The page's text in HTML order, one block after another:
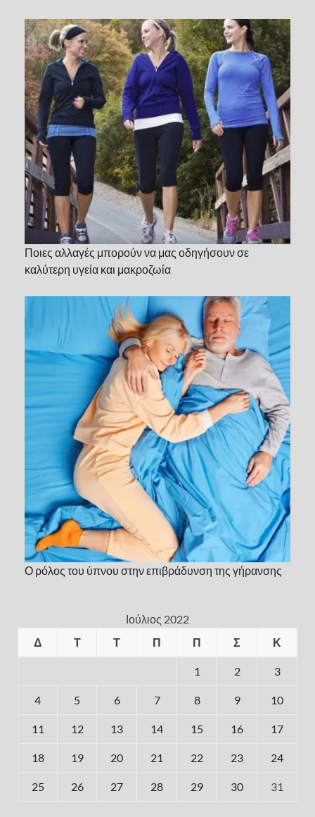
Ποιες αλλαγές μπορούν να μας οδηγήσουν σε
καλύτερη υγεία και μακροζωία
Ο ρόλος του ύπνου στην επιβράδυνση της γήρανσης
Ιούλιος 2022
Δ
Τ Τ Π Π Σ Κ
1 2 3
4 5 6 7 8 9 10
11 12 13 14 15 16 17
18 19 20 21 22 23 24
25 26 27 28 29 30 31